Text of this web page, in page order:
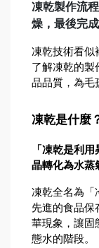
凍乾製作流
燥，最後完
凍乾技術看似
了解凍乾的製
品品質，為毛
凍乾是什麼
「凍乾是利
晶轉化為水蒸
凍乾全名為「
先進的食品保
華現象，讓固
態水的階段。